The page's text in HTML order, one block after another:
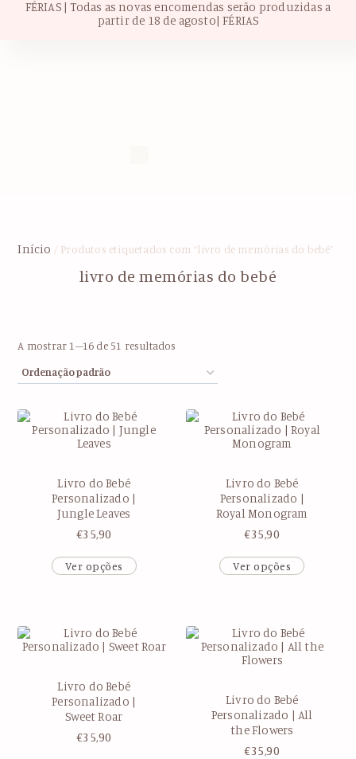
FÉRIAS | Todas as novas encomendas serão produzidas a
partir de 18 de agosto| FÉRIAS
Início / Produtos etiquetados com “livro de memórias do bebé”
livro de memórias do bebé
A mostrar 1–16 de 51 resultados
Livro do Bebé
Personalizado |
Jungle Leaves
€35,90
Ver opções
Livro do Bebé
Personalizado |
Royal Monogram
€35,90
Ver opções
Livro do Bebé
Personalizado |
Sweet Roar
€35,90
Livro do Bebé
Personalizado | All
the Flowers
€35,90